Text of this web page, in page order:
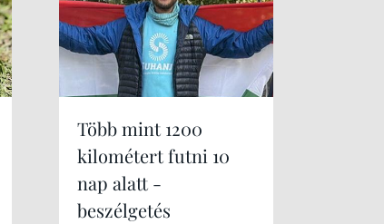
Több mint 1200
kilométert futni 10
nap alatt -
beszélgetés